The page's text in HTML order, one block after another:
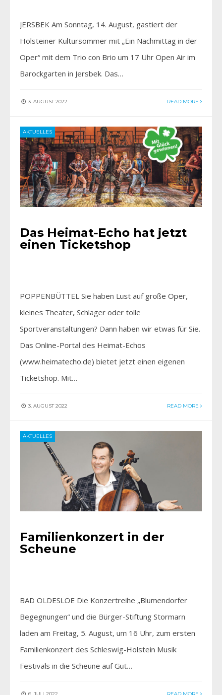
JERSBEK Am Sonntag, 14. August, gastiert der
Holsteiner Kultursommer mit „Ein Nachmittag in der
Oper“ mit dem Trio con Brio um 17 Uhr Open Air im
Barockgarten in Jersbek. Das…
3. AUGUST 2022 READ MORE
AKTUELLES
Das Heimat-Echo hat jetzt
einen Ticketshop
POPPENBÜTTEL Sie haben Lust auf große Oper,
kleines Theater, Schlager oder tolle
Sportveranstaltungen? Dann haben wir etwas für Sie.
Das Online-Portal des Heimat-Echos
(www.heimatecho.de) bietet jetzt einen eigenen
Ticketshop. Mit…
3. AUGUST 2022 READ MORE
AKTUELLES
Familienkonzert in der
Scheune
BAD OLDESLOE Die Konzertreihe „Blumendorfer
Begegnungen“ und die Bürger-Stiftung Stormarn
laden am Freitag, 5. August, um 16 Uhr, zum ersten
Familienkonzert des Schleswig-Holstein Musik
Festivals in die Scheune auf Gut…